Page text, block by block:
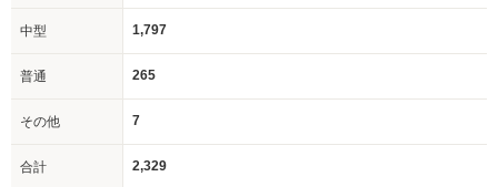
中型 1,797
普通 265
その他 7
合計 2,329